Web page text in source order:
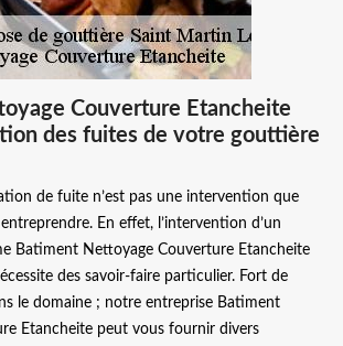
Couverture Etancheite
des fuites de votre gouttière
de fuite n’est pas une intervention que
En effet, l’intervention d’un
Batiment Nettoyage Couverture Etancheite
des savoir-faire particulier. Fort de
le domaine ; notre entreprise Batiment
Etancheite peut vous fournir divers